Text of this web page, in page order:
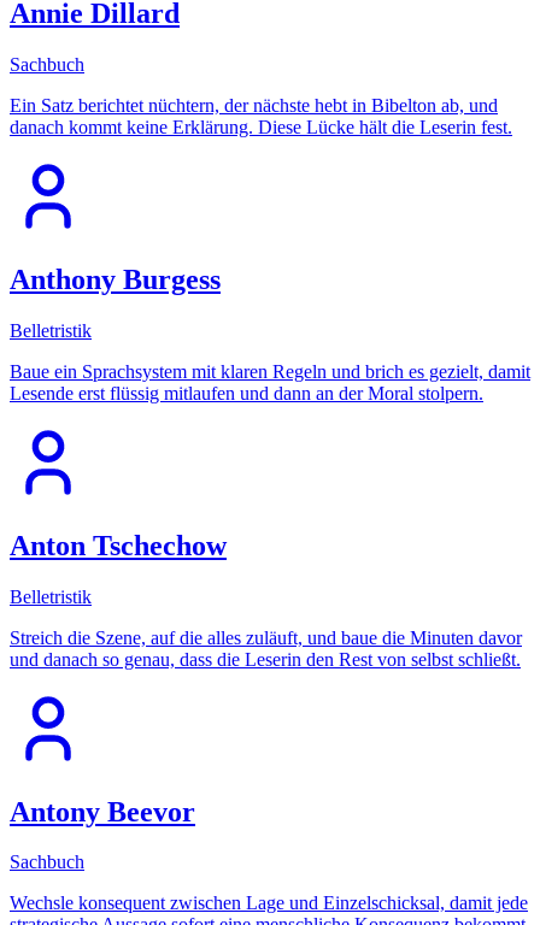
Annie Dillard
Sachbuch
Ein Satz berichtet nüchtern, der nächste hebt in Bibelton ab, und
danach kommt keine Erklärung. Diese Lücke hält die Leserin fest.
Anthony Burgess
Belletristik
Baue ein Sprachsystem mit klaren Regeln und brich es gezielt, damit
Lesende erst flüssig mitlaufen und dann an der Moral stolpern.
Anton Tschechow
Belletristik
Streich die Szene, auf die alles zuläuft, und baue die Minuten davor
und danach so genau, dass die Leserin den Rest von selbst schließt.
Antony Beevor
Sachbuch
Wechsle konsequent zwischen Lage und Einzelschicksal, damit jede